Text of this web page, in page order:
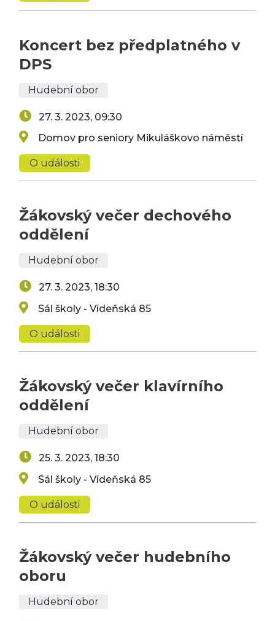
Koncert bez předplatného v
DPS
Hudební obor
27. 3. 2023, 09:30
Domov pro seniory Mikuláškovo náměstí
O události
Žákovský večer dechového
oddělení
Hudební obor
27. 3. 2023, 18:30
Sál školy - Vídeňská 85
O události
Žákovský večer klavírního
oddělení
Hudební obor
25. 3. 2023, 18:30
Sál školy - Vídeňská 85
O události
Žákovský večer hudebního
oboru
Hudební obor